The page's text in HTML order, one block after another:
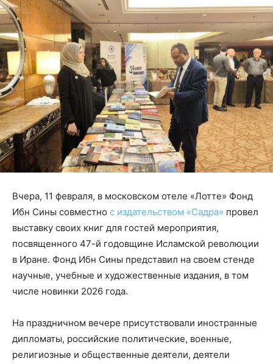
Вчера, 11 февраля, в московском отеле «Лотте» Фонд
Ибн Сины совместно с издательством «Садра» провел
выставку своих книг для гостей мероприятия,
посвященного 47-й годовщине Исламской революции
в Иране. Фонд Ибн Сины представил на своем стенде
научные, учебные и художественные издания, в том
числе новинки 2026 года.
На праздничном вечере присутствовали иностранные
дипломаты, российские политические, военные,
религиозные и общественные деятели, деятели